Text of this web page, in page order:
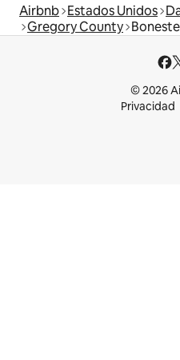
Airbnb Estados Unidos
Gregory County
© 2026
Privacidad